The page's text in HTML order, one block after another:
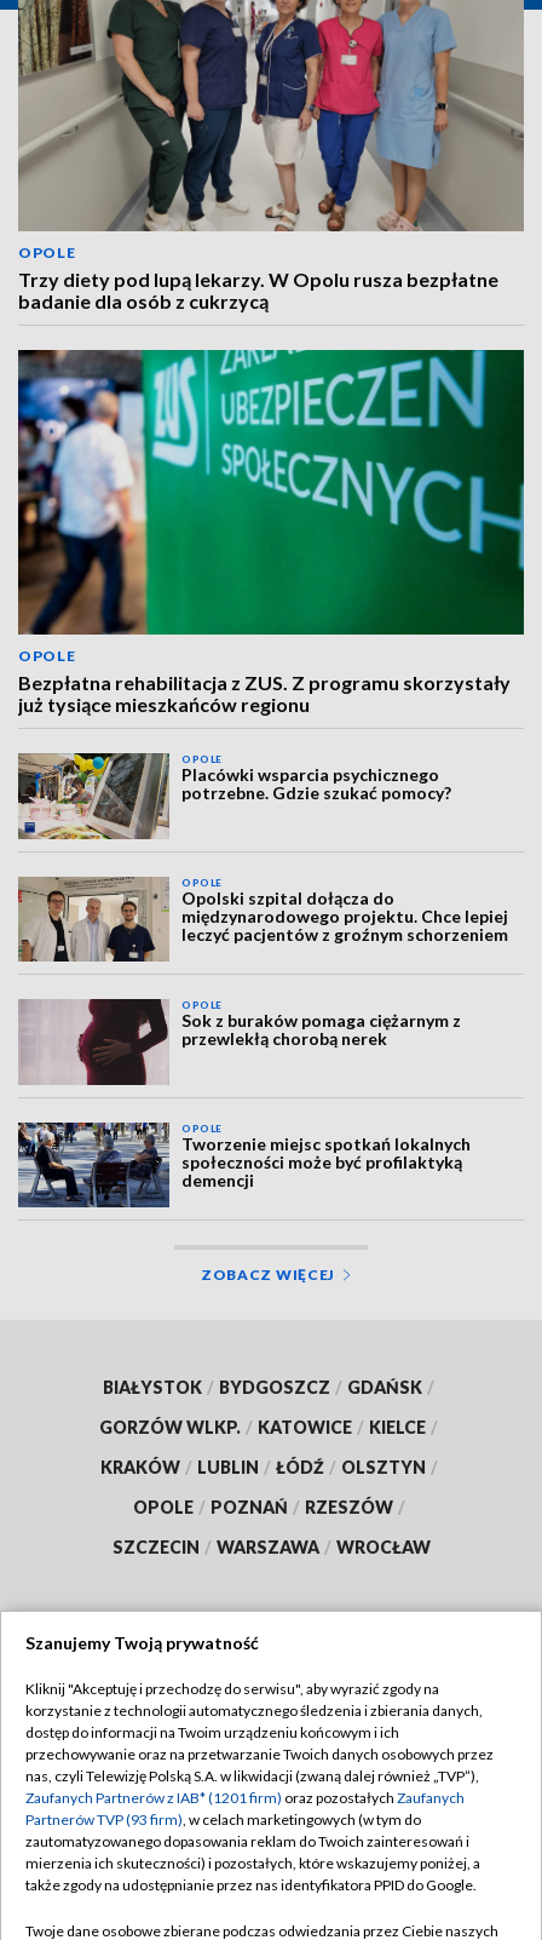
OPOLE
Trzy diety pod lupą lekarzy. W Opolu rusza bezpłatne
badanie dla osób z cukrzycą
OPOLE
Bezpłatna rehabilitacja z ZUS. Z programu skorzystały
już tysiące mieszkańców regionu
OPOLE
Placówki wsparcia psychicznego
potrzebne. Gdzie szukać pomocy?
OPOLE
Opolski szpital dołącza do
międzynarodowego projektu. Chce lepiej
leczyć pacjentów z groźnym schorzeniem
OPOLE
Sok z buraków pomaga ciężarnym z
przewlekłą chorobą nerek
OPOLE
Tworzenie miejsc spotkań lokalnych
społeczności może być profilaktyką
demencji
ZOBACZ WIĘCEJ
BIAŁYSTOK / BYDGOSZCZ / GDAŃSK /
GORZÓW WLKP. / KATOWICE / KIELCE /
KRAKÓW / LUBLIN / ŁÓDŹ / OLSZTYN /
OPOLE / POZNAŃ / RZESZÓW /
SZCZECIN / WARSZAWA / WROCŁAW
TVP
Abonament TVP
Emisja w TVP
Centrum informacji TVP
Naziemna Telewizja Cyfrowa
Regulamin TVP
Polityka prywatności
Moje zgody
Pomoc
Szanujemy Twoją prywatność
Kliknij "Akceptuję i przechodzę do serwisu", aby wyrazić zgody na
korzystanie z technologii automatycznego śledzenia i zbierania danych,
dostęp do informacji na Twoim urządzeniu końcowym i ich
przechowywanie oraz na przetwarzanie Twoich danych osobowych przez
nas, czyli Telewizję Polską S.A. w likwidacji (zwaną dalej również „TVP”),
Zaufanych Partnerów z IAB* (1201 firm) oraz pozostałych Zaufanych
Partnerów TVP (93 firm), w celach marketingowych (w tym do
zautomatyzowanego dopasowania reklam do Twoich zainteresowań i
mierzenia ich skuteczności) i pozostałych, które wskazujemy poniżej, a
także zgody na udostępnianie przez nas identyfikatora PPID do Google.
Twoje dane osobowe zbierane podczas odwiedzania przez Ciebie naszych